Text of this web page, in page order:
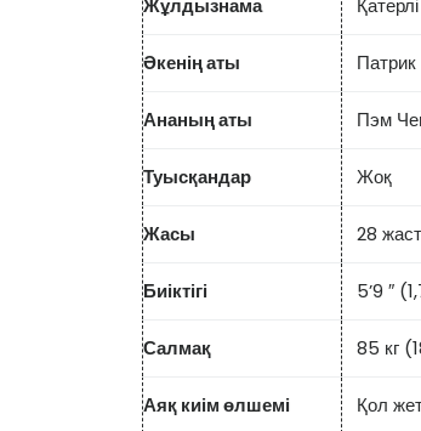
Жұлдызнама Қатерлі
Әкенің аты
Ананың аты Пэм
Туысқандар Жоқ
Жасы 28
Биіктігі 5’9 ″
Салмақ 85 кг
Аяқ киім өлшемі Қол